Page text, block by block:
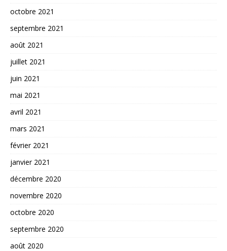
octobre 2021
septembre 2021
août 2021
juillet 2021
juin 2021
mai 2021
avril 2021
mars 2021
février 2021
janvier 2021
décembre 2020
novembre 2020
octobre 2020
septembre 2020
août 2020